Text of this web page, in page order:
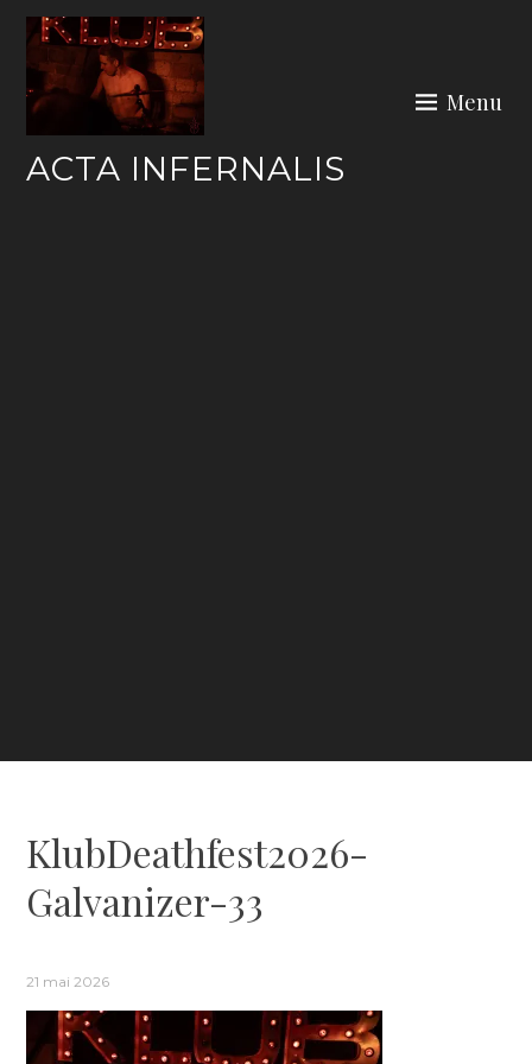
Skip
content
ACTA INFERNALIS
Menu
KlubDeathfest2026-
Galvanizer-33
21 mai 2026